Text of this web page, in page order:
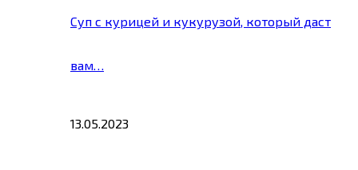
Суп с курицей и кукурузой, который даст
вам…
13.05.2023